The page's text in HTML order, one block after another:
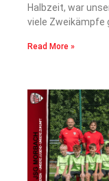
Halbzeit, war
viele Zweikämpfe
Read More »